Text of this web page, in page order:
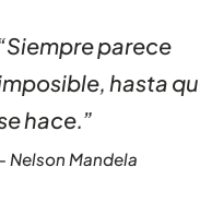
parece
hasta
hace.”
Nelson Mandela